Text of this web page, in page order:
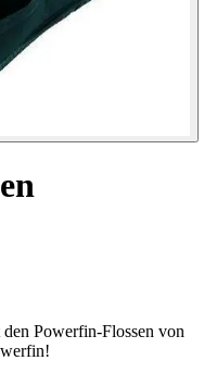
Powerfin-Flossen von